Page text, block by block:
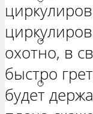
ВАЗ
охотно, в
быстро
будет